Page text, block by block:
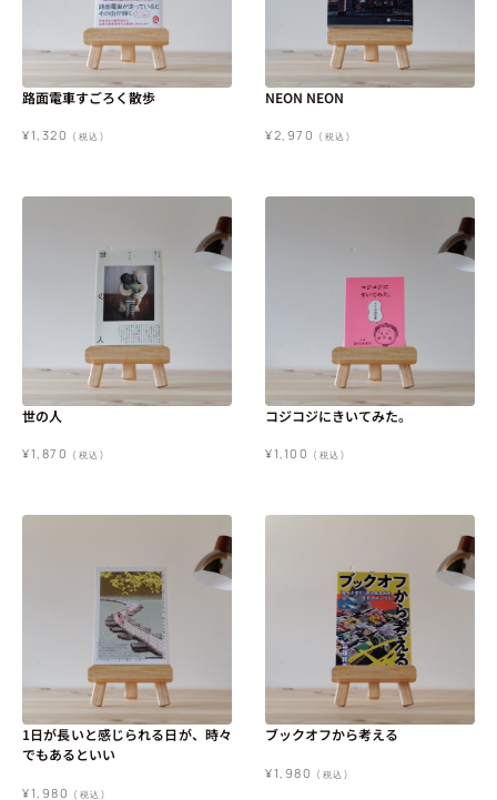
路面電車すごろく散歩
¥1,320 (税込)
NEON NEON
¥2,970 (税込)
世の人
¥1,870 (税込)
コジコジにきいてみた。
¥1,100 (税込)
1日が長いと感じられる日が、時々
でもあるといい
¥1,980 (税込)
ブックオフから考える
¥1,980 (税込)